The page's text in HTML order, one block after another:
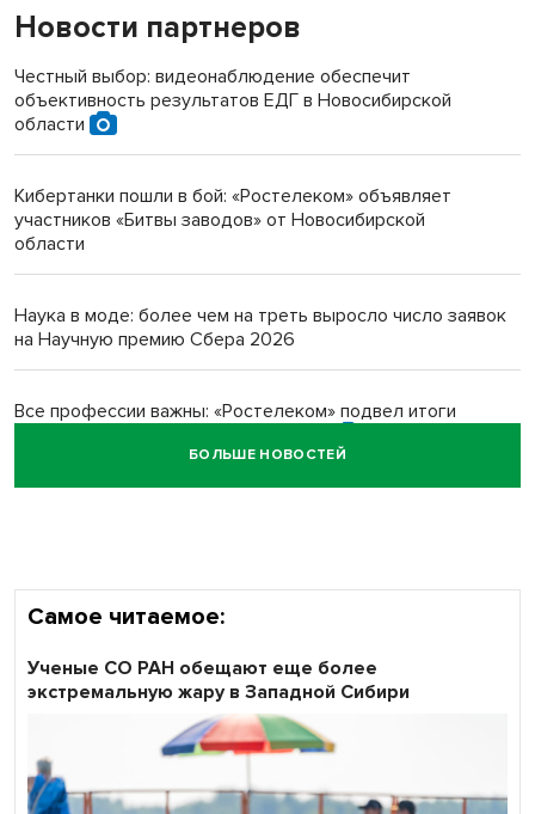
«Мы живём на пастбище!»: в новосибирском селе лошади
терроризируют жителей
Инвалид получил условный срок за избиение врачей
протезом под Новосибирском
Новосибирский преподаватель с женой вошли в топ-16
многодетных в России
Обновлённое отделение ВТБ открылось в Искитиме
Новости партнеров
Честный выбор: видеонаблюдение обеспечит
объективность результатов ЕДГ в Новосибирской
области
Кибертанки пошли в бой: «Ростелеком» объявляет
участников «Битвы заводов» от Новосибирской
области
Наука в моде: более чем на треть выросло число заявок
на Научную премию Сбера 2026
Все профессии важны: «Ростелеком» подвел итоги
БОЛЬШЕ НОВОСТЕЙ
Самое читаемое:
Ученые СО РАН обещают еще более
экстремальную жару в Западной Сибири